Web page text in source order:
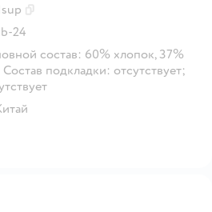
24
состав: 60% хлопок, 37%
подкладки: отсутствует;